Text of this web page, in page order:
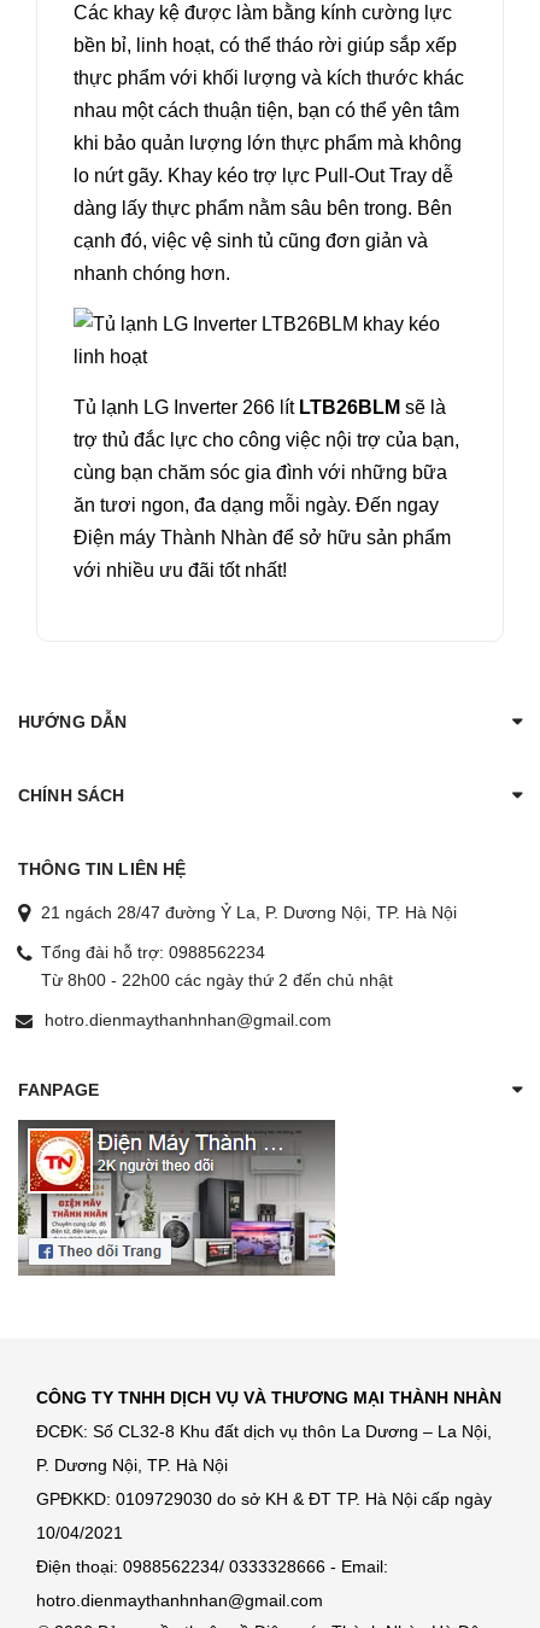
Các khay kệ được làm bằng kính cường lực
bền bỉ, linh hoạt, có thể tháo rời giúp sắp xếp
thực phẩm với khối lượng và kích thước khác
nhau một cách thuận tiện, bạn có thể yên tâm
khi bảo quản lượng lớn thực phẩm mà không
lo nứt gãy. Khay kéo trợ lực Pull-Out Tray dễ
dàng lấy thực phẩm nằm sâu bên trong. Bên
cạnh đó, việc vệ sinh tủ cũng đơn giản và
nhanh chóng hơn.
Tủ lạnh LG Inverter 266 lít LTB26BLM sẽ là
trợ thủ đắc lực cho công việc nội trợ của bạn,
cùng bạn chăm sóc gia đình với những bữa
ăn tươi ngon, đa dạng mỗi ngày. Đến ngay
Điện máy Thành Nhàn để sở hữu sản phẩm
với nhiều ưu đãi tốt nhất!
HƯỚNG DẪN
CHÍNH SÁCH
THÔNG TIN LIÊN HỆ
21 ngách 28/47 đường Ỷ La, P. Dương Nội, TP. Hà Nội
Tổng đài hỗ trợ: 0988562234
Từ 8h00 - 22h00 các ngày thứ 2 đến chủ nhật
hotro.dienmaythanhnhan@gmail.com
FANPAGE
CÔNG TY TNHH DỊCH VỤ VÀ THƯƠNG MẠI THÀNH NHÀN
ĐCĐK: Số CL32-8 Khu đất dịch vụ thôn La Dương – La Nội,
P. Dương Nội, TP. Hà Nội
GPĐKKD: 0109729030 do sở KH & ĐT TP. Hà Nội cấp ngày
10/04/2021
Điện thoại: 0988562234/ 0333328666 - Email:
hotro.dienmaythanhnhan@gmail.com